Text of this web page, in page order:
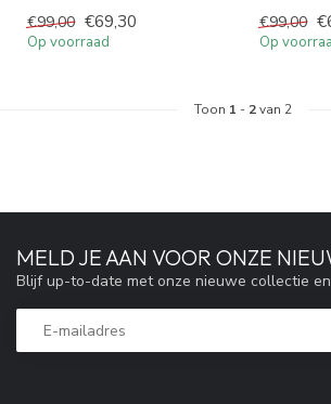
€99,00 €69,30
Op voorraad
€99,00
Op
Toon 1 - 2van 2
MELD JE AAN VOOR ONZE
Blijf up-to-date met onze nieuwe collectie